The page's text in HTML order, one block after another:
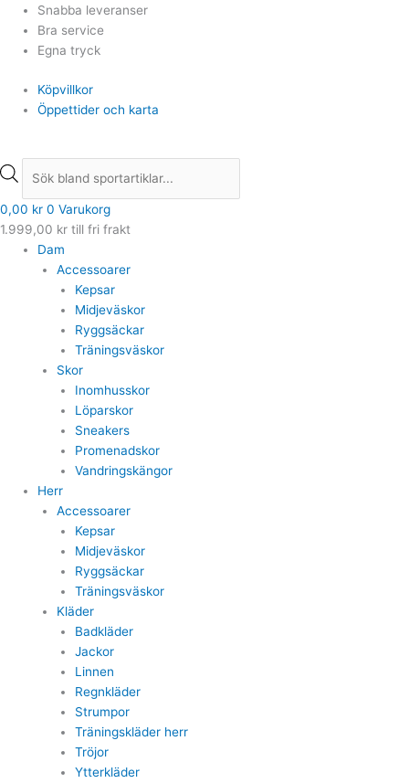
Hoppa
innehåll
Snabba leveranser
Bra service
Egna tryck
Köpvillkor
Öppettider och karta
Products
search
0,00 kr 0 Varukorg
1.999,00 kr till fri frakt
Dam
Accessoarer
Kepsar
Midjeväskor
Ryggsäckar
Träningsväskor
Skor
Inomhusskor
Löparskor
Sneakers
Promenadskor
Vandringskängor
Herr
Accessoarer
Kepsar
Midjeväskor
Ryggsäckar
Träningsväskor
Kläder
Badkläder
Jackor
Linnen
Regnkläder
Strumpor
Träningskläder herr
Tröjor
Ytterkläder
Products
search